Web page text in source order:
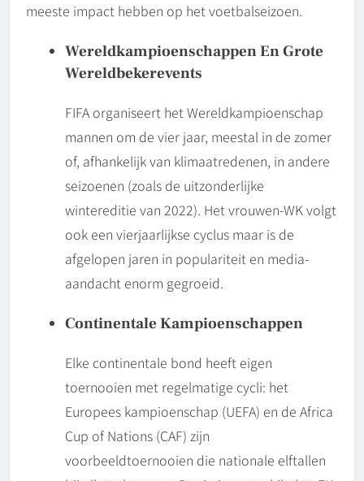
meeste impact hebben op het voetbalseizoen.
Wereldkampioenschappen En Grote
Wereldbekerevents
FIFA organiseert het Wereldkampioenschap
mannen om de vier jaar, meestal in de zomer
of, afhankelijk van klimaatredenen, in andere
seizoenen (zoals de uitzonderlijke
wintereditie van 2022). Het vrouwen-WK volgt
ook een vierjaarlijkse cyclus maar is de
afgelopen jaren in populariteit en media-
aandacht enorm gegroeid.
Continentale Kampioenschappen
Elke continentale bond heeft eigen
toernooien met regelmatige cycli: het
Europees kampioenschap (UEFA) en de Africa
Cup of Nations (CAF) zijn
voorbeeldtoernooien die nationale elftallen